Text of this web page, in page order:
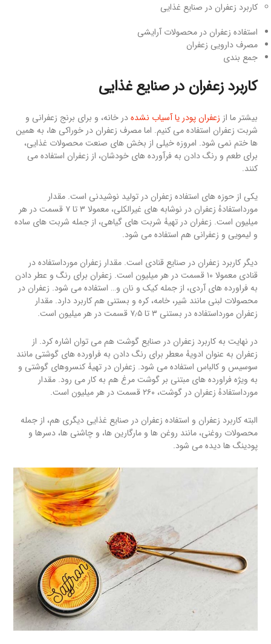
کاربرد زعفران در صنایع غذایی
استفاده زعفران در محصولات آرایشی
مصرف دارویی زعفران
جمع بندی
کاربرد زعفران در صنایع غذایی
بیشتر ما از زعفران پودر یا آسیاب نشدهدر خانه، و برای برنج زعفرانی و
شربت زعفران استفاده می کنیم. اما مصرف زعفران در خوراکی ها، به همین
ها ختم نمی شود. امروزه خیلی از بخش های صنعت محصولات غذایی،
برای طعم و رنگ دادن به فرآورده های خودشان، از زعفران استفاده می
کنند.
یکی از حوزه های استفاده زعفران در تولید نوشیدنی است. مقدار
مورداستفادهٔ زعفران در نوشابه های غیرالکلی، معمولا ۳ تا ۷ قسمت در هر
میلیون است. زعفران در تهیهٔ شربت های گیاهی، از جمله شربت های ساده
و لیمویی و زعفرانی هم استفاده می شود.
دیگر کاربرد زعفران در صنایع قنادی است. مقدار زعفران مورداستفاده در
قنادی معمولا ۱۰ قسمت در هر میلیون است. زعفران برای رنگ و عطر دادن
به فراورده های آردی، از جمله کیک و نان و… استفاده می شود. زعفران در
محصولات لبنی مانند شیر، خامه، کره و بستنی هم کاربرد دارد. مقدار
زعفران مورداستفاده در بستنی ۳ تا ۷٫۵ قسمت در هر میلیون است.
در نهایت به کاربرد زعفران در صنایع گوشت هم می توان اشاره کرد. از
زعفران به عنوان ادویهٔ معطر برای رنگ دادن به فراورده های گوشتی مانند
سوسیس و کالباس استفاده می شود. زعفران در تهیهٔ کنسروهای گوشتی و
به ویژه فراورده های مبتنی بر گوشت مرغ هم به کار می رود. مقدار
مورداستفادهٔ زعفران در گوشت، ۲۶۰ قسمت در هر میلیون است.
البته کاربرد زعفران و استفاده زعفران در صنایع غذایی دیگری هم، از جمله
محصولات روغنی، مانند روغن ها و مارگارین ها، و چاشنی ها، دسرها و
پودینگ ها دیده می شود.